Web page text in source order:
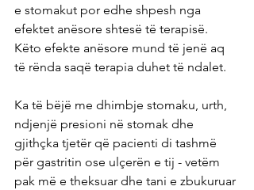
e stomakut por edhe shpesh nga
efektet anësore shtesë të terapisë.
Këto efekte anësore mund të jenë aq
të rënda saqë terapia duhet të ndalet.
Ka të bëjë me dhimbje stomaku, urth,
ndjenjë presioni në stomak dhe
gjithçka tjetër që pacienti di tashmë
për gastritin ose ulçerën e tij - vetëm
pak më e theksuar dhe tani e zbukuruar